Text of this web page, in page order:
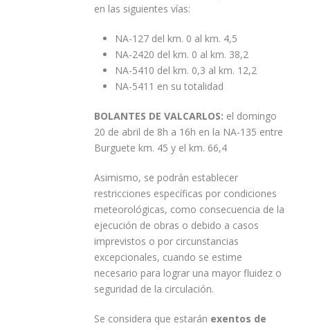
en las siguientes vías:
NA-127 del km. 0 al km. 4,5
NA-2420 del km. 0 al km. 38,2
NA-5410 del km. 0,3 al km. 12,2
NA-5411 en su totalidad
BOLANTES DE VALCARLOS: el domingo
20 de abril de 8h a 16h en la NA-135 entre
Burguete km. 45 y el km. 66,4
Asimismo, se podrán establecer
restricciones específicas por condiciones
meteorológicas, como consecuencia de la
ejecución de obras o debido a casos
imprevistos o por circunstancias
excepcionales, cuando se estime
necesario para lograr una mayor fluidez o
seguridad de la circulación.
Se considera que estarán exentos de